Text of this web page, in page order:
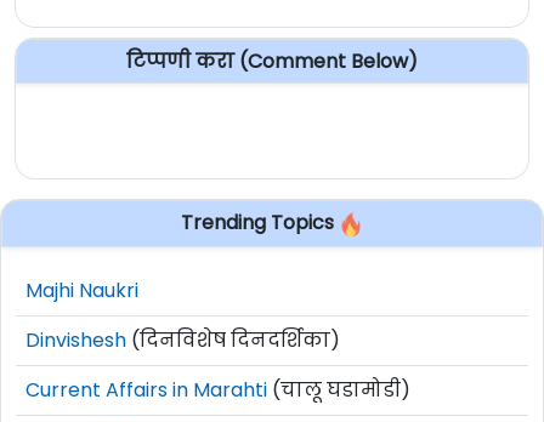
टिप्पणी करा (Comment Below)
Trending Topics
Majhi Naukri
Dinvishesh (दिनविशेष दिनदर्शिका)
Current Affairs in Marahti (चालू घडामोडी)